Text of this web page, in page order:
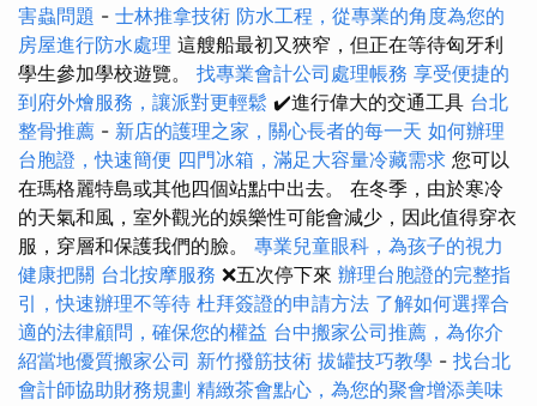
害蟲問題 - 士林推拿技術 防水工程，從專業的角度為您的
房屋進行防水處理 這艘船最初又狹窄，但正在等待匈牙利
學生參加學校遊覽。 找專業會計公司處理帳務 享受便捷的
到府外燴服務，讓派對更輕鬆 ✔️進行偉大的交通工具 台北
整骨推薦 - 新店的護理之家，關心長者的每一天 如何辦理
台胞證，快速簡便 四門冰箱，滿足大容量冷藏需求 您可以
在瑪格麗特島或其他四個站點中出去。 在冬季，由於寒冷
的天氣和風，室外觀光的娛樂性可能會減少，因此值得穿衣
服，穿層和保護我們的臉。 專業兒童眼科，為孩子的視力
健康把關 台北按摩服務 ❌五次停下來 辦理台胞證的完整指
引，快速辦理不等待 杜拜簽證的申請方法 了解如何選擇合
適的法律顧問，確保您的權益 台中搬家公司推薦，為你介
紹當地優質搬家公司 新竹撥筋技術 拔罐技巧教學 - 找台北
會計師協助財務規劃 精緻茶會點心，為您的聚會增添美味